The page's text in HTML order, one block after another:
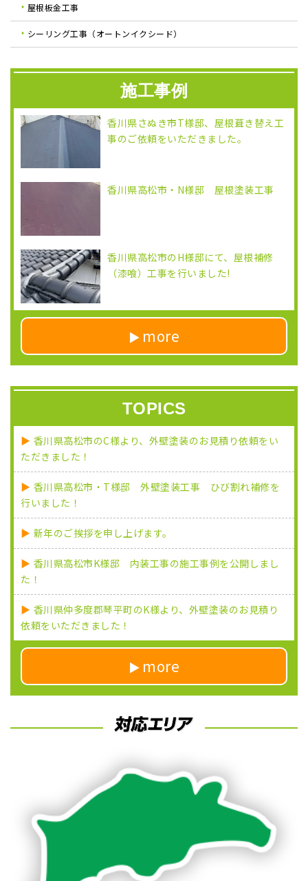
屋根板金工事
シーリング工事（オートンイクシード）
施工事例
香川県さぬき市T様邸、屋根葺き替え工
事のご依頼をいただきました。
香川県高松市・N様邸 屋根塗装工事
香川県高松市のH様邸にて、屋根補修
（漆喰）工事を行いました!
more
TOPICS
香川県高松市のC様より、外壁塗装のお見積り依頼をい
ただきました！
香川県高松市・T様邸 外壁塗装工事 ひび割れ補修を
行いました！
新年のご挨拶を申し上げます。
香川県高松市K様邸 内装工事の施工事例を公開しまし
た！
香川県仲多度郡琴平町のK様より、外壁塗装のお見積り
依頼をいただきました！
more